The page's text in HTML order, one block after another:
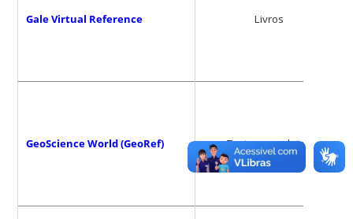
Gale Virtual Reference Livros
GeoScience World (GeoRef) Textos completos